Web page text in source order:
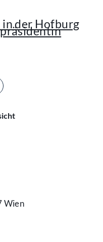
der Hofburg
Wien